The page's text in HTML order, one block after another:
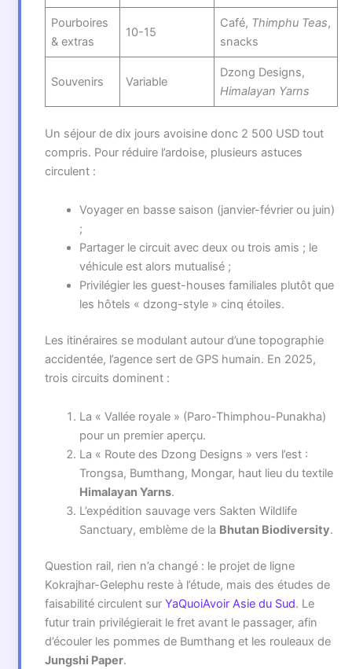
Pourboires
& extras
10-15
Café, Thimphu Teas,
snacks
Souvenirs Variable
Dzong Designs,
Himalayan Yarns
Un séjour de dix jours avoisine donc 2 500 USD tout
compris. Pour réduire l’ardoise, plusieurs astuces
circulent :
Voyager en basse saison (janvier-février ou juin)
;
Partager le circuit avec deux ou trois amis ; le
véhicule est alors mutualisé ;
Privilégier les guest-houses familiales plutôt que
les hôtels « dzong-style » cinq étoiles.
Les itinéraires se modulant autour d’une topographie
accidentée, l’agence sert de GPS humain. En 2025,
trois circuits dominent :
La « Vallée royale » (Paro-Thimphou-Punakha)
pour un premier aperçu.
La « Route des Dzong Designs » vers l’est :
Trongsa, Bumthang, Mongar, haut lieu du textile
Himalayan Yarns.
L’expédition sauvage vers Sakten Wildlife
Sanctuary, emblème de la Bhutan Biodiversity.
Question rail, rien n’a changé : le projet de ligne
Kokrajhar-Gelephu reste à l’étude, mais des études de
faisabilité circulent sur YaQuoiAvoir Asie du Sud. Le
futur train privilégierait le fret avant le passager, afin
d’écouler les pommes de Bumthang et les rouleaux de
Jungshi Paper.